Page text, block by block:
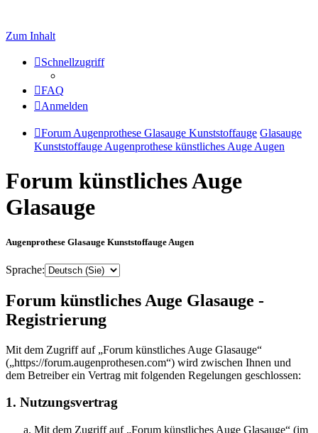
Zum Inhalt
Schnellzugriff
FAQ
Anmelden
Forum Augenprothese Glasauge Kunststoffauge Glasauge
Kunststoffauge Augenprothese künstliches Auge Augen
Forum künstliches Auge
Glasauge
Augenprothese Glasauge Kunststoffauge Augen
Sprache:
Forum künstliches Auge Glasauge -
Registrierung
Mit dem Zugriff auf „Forum künstliches Auge Glasauge“
(„https://forum.augenprothesen.com“) wird zwischen Ihnen und
dem Betreiber ein Vertrag mit folgenden Regelungen geschlossen:
1. Nutzungsvertrag
Mit dem Zugriff auf „Forum künstliches Auge Glasauge“ (im